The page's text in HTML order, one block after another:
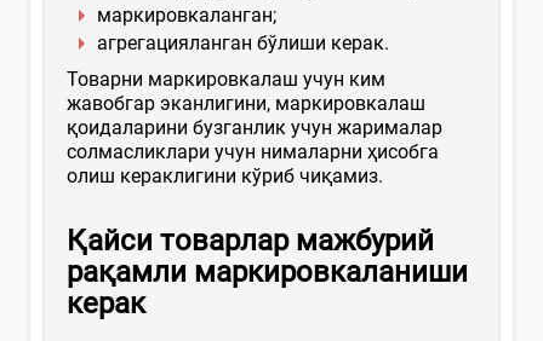
маркировкаланган;
агрегацияланган бўлиши керак.
Товарни маркировкалаш учун ким
жавобгар эканлигини, маркировкалаш
қоидаларини бузганлик учун жарималар
солмасликлари учун нималарни ҳисобга
олиш кераклигини кўриб чиқамиз.
Қайси товарлар мажбурий
рақамли маркировкаланиши
керак